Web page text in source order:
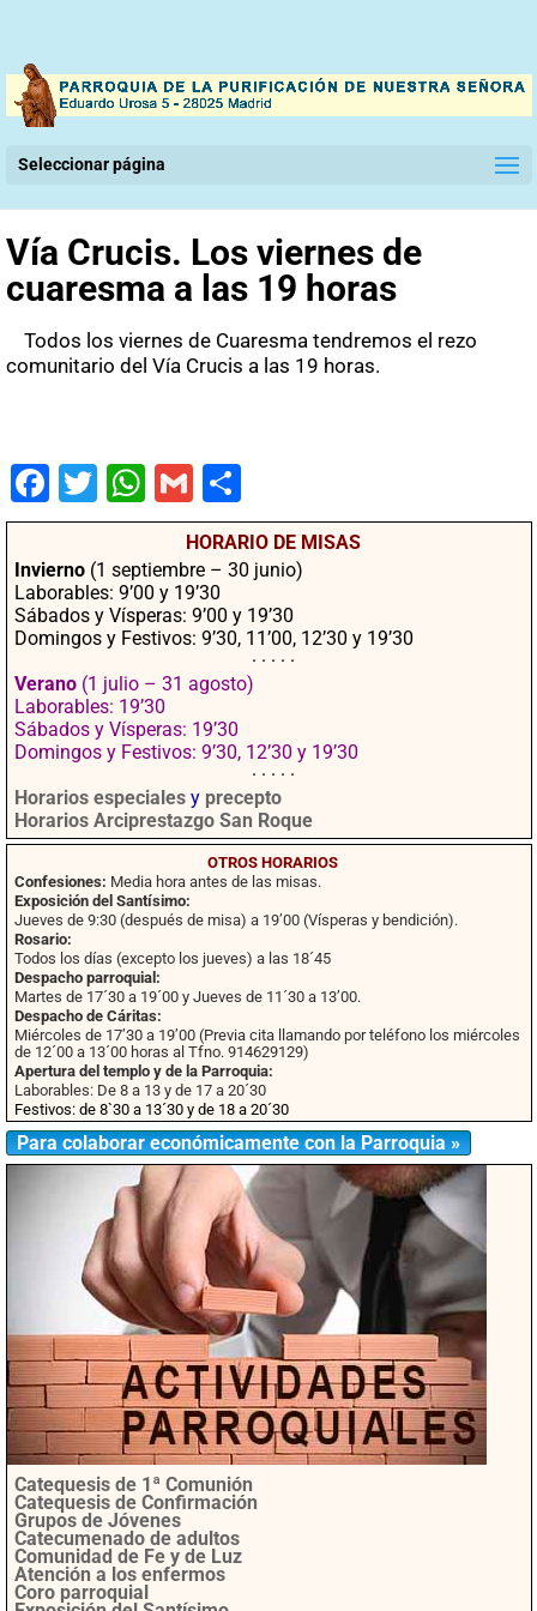
Seleccionar página
Vía Crucis. Los viernes de
cuaresma a las 19 horas
Todos los viernes de Cuaresma tendremos el rezo
comunitario del Vía Crucis a las 19 horas.
Fac
ebo
Twit
ter
Wha
tsA
pp
Gm
ail
mpa
rtir
HORARIO DE MISAS
Invierno (1 septiembre – 30 junio)
Laborables: 9’00 y 19’30
Sábados y Vísperas: 9’00 y 19’30
Domingos y Festivos: 9’30, 11’00, 12’30 y 19’30
· · · · ·
Verano (1 julio – 31 agosto)
Laborables: 19’30
Sábados y Vísperas: 19’30
Domingos y Festivos: 9’30, 12’30 y 19’30
· · · · ·
Horarios especiales y precepto
Horarios Arciprestazgo San Roque
OTROS HORARIOS
Confesiones: Media hora antes de las misas.
Exposición del Santísimo:
Jueves de 9:30 (después de misa) a 19’00 (Vísperas y bendición).
Rosario:
Todos los días (excepto los jueves) a las 18´45
Despacho parroquial:
Martes de 17´30 a 19´00 y Jueves de 11´30 a 13’00.
Despacho de Cáritas:
Miércoles de 17’30 a 19’00 (Previa cita llamando por teléfono los miércoles
de 12´00 a 13´00 horas al Tfno. 914629129)
Apertura del templo y de la Parroquia:
Laborables: De 8 a 13 y de 17 a 20´30
Festivos: de 8`30 a 13´30 y de 18 a 20´30
Para colaborar económicamente con la Parroquia »
Catequesis de 1ª Comunión
Catequesis de Confirmación
Grupos de Jóvenes
Catecumenado de adultos
Comunidad de Fe y de Luz
Atención a los enfermos
Coro parroquial